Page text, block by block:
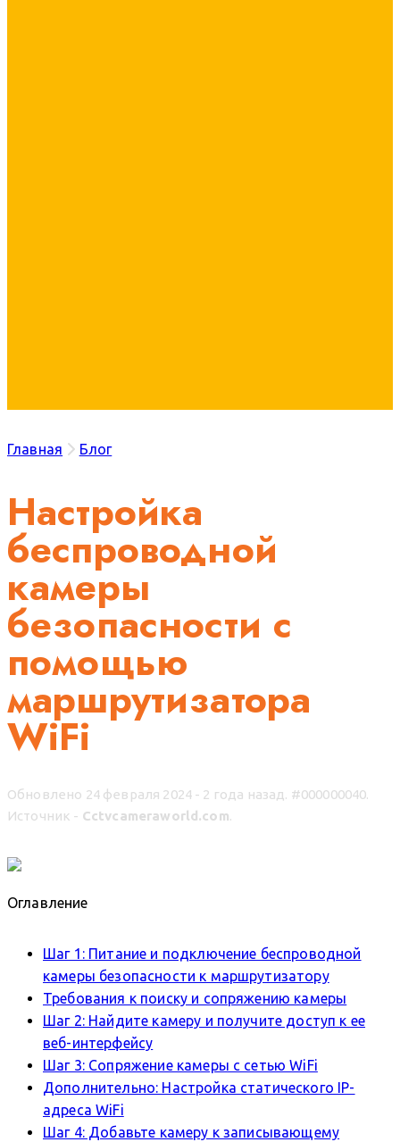
Главная Блог
Настройка
беспроводной
камеры
безопасности с
помощью
маршрутизатора
WiFi
Обновлено 24 февраля 2024 - 2 года назад. #000000040.
Источник - Cctvcameraworld.com.
Оглавление
Шаг 1: Питание и подключение беспроводной
камеры безопасности к маршрутизатору
Требования к поиску и сопряжению камеры
Шаг 2: Найдите камеру и получите доступ к ее
веб-интерфейсу
Шаг 3: Сопряжение камеры с сетью WiFi
Дополнительно: Настройка статического IP-
адреса WiFi
Шаг 4: Добавьте камеру к записывающему